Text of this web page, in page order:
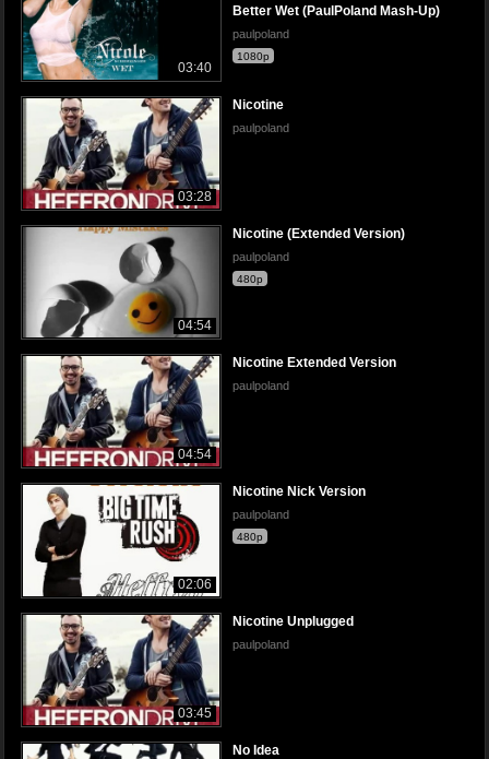
03:40
Better Wet (PaulPoland Mash-Up)
paulpoland
1080p
03:28
Nicotine
paulpoland
04:54
Nicotine (Extended Version)
paulpoland
480p
04:54
Nicotine Extended Version
paulpoland
02:06
Nicotine Nick Version
paulpoland
480p
03:45
Nicotine Unplugged
paulpoland
No Idea